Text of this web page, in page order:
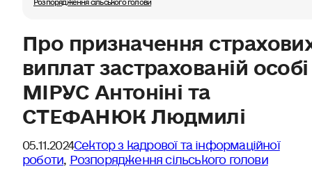
Про призначення
виплат застрахованій особі
МІРУС Антоніні та
СТЕФАНЮК Людмилі
05.11.2024Сектор з кадрової та інформаційної
роботи,Розпорядження сільського голови